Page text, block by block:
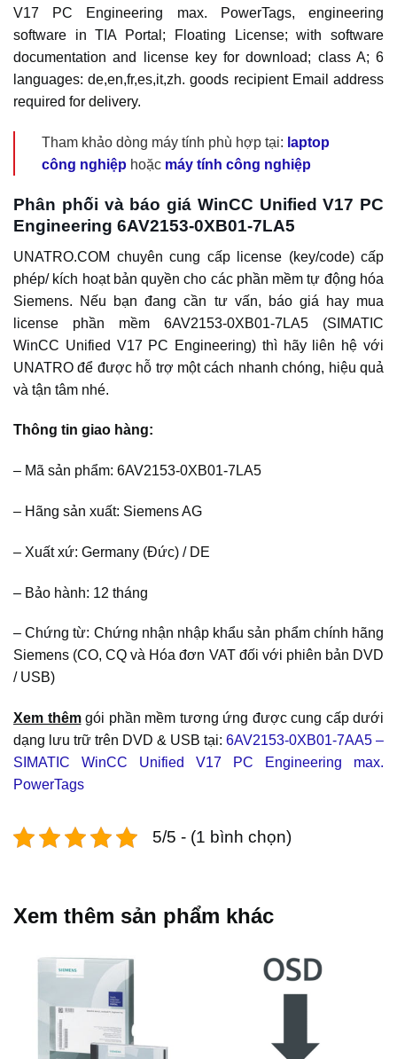
V17 PC Engineering max. PowerTags, engineering
software in TIA Portal; Floating License; with software
documentation and license key for download; class A; 6
languages: de,en,fr,es,it,zh. goods recipient Email address
required for delivery.
Tham khảo dòng máy tính phù hợp tại: laptop
công nghiệp hoặc máy tính công nghiệp
Phân phối và báo giá WinCC Unified V17 PC
Engineering 6AV2153-0XB01-7LA5
UNATRO.COM chuyên cung cấp license (key/code) cấp
phép/ kích hoạt bản quyền cho các phần mềm tự động hóa
Siemens. Nếu bạn đang cần tư vấn, báo giá hay mua
license phần mềm 6AV2153-0XB01-7LA5 (SIMATIC
WinCC Unified V17 PC Engineering) thì hãy liên hệ với
UNATRO để được hỗ trợ một cách nhanh chóng, hiệu quả
và tận tâm nhé.
Thông tin giao hàng:
– Mã sản phẩm: 6AV2153-0XB01-7LA5
– Hãng sản xuất: Siemens AG
– Xuất xứ: Germany (Đức) / DE
– Bảo hành: 12 tháng
– Chứng từ: Chứng nhận nhập khẩu sản phẩm chính hãng
Siemens (CO, CQ và Hóa đơn VAT đối với phiên bản DVD
/ USB)
Xem thêmgói phần mềm tương ứng được cung cấp dưới
dạng lưu trữ trên DVD & USB tại: 6AV2153-0XB01-7AA5 –
SIMATIC WinCC Unified V17 PC Engineering max.
PowerTags
5/5 - (1 bình chọn)
Xem thêm sản phẩm khác